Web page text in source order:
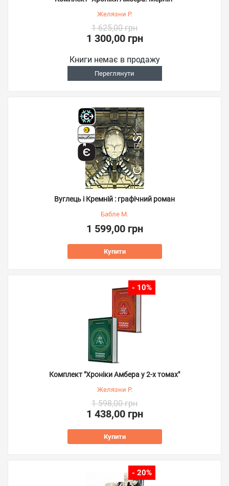
Желязни Р.
1 625,00 грн
1 300,00 грн
Книги немає в продажу
Переглянути
Вуглець і Кремній : графічний роман
Бабле М.
1 599,00 грн
Купити
- 10%
Комплект "Хроніки Амбера у 2-х томах"
Желязни Р.
1 598,00 грн
1 438,00 грн
Купити
- 20%